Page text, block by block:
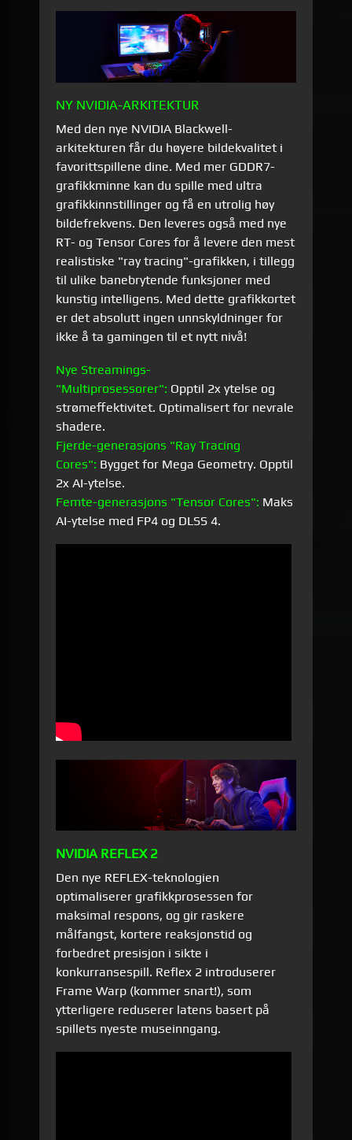
NY NVIDIA-ARKITEKTUR
Med den nye NVIDIA Blackwell-
arkitekturen får du høyere bildekvalitet i
favorittspillene dine. Med mer GDDR7-
grafikkminne kan du spille med ultra
grafikkinnstillinger og få en utrolig høy
bildefrekvens. Den leveres også med nye
RT- og Tensor Cores for å levere den mest
realistiske "ray tracing"-grafikken, i tillegg
til ulike banebrytende funksjoner med
kunstig intelligens. Med dette grafikkortet
er det absolutt ingen unnskyldninger for
ikke å ta gamingen til et nytt nivå!
Nye Streamings-
"Multiprosessorer": Opptil 2x ytelse og
strømeffektivitet. Optimalisert for nevrale
shadere.
Fjerde-generasjons "Ray Tracing
Cores": Bygget for Mega Geometry. Opptil
2x AI-ytelse.
Femte-generasjons "Tensor Cores": Maks
AI-ytelse med FP4 og DLSS 4.
NVIDIA REFLEX 2
Den nye REFLEX-teknologien
optimaliserer grafikkprosessen for
maksimal respons, og gir raskere
målfangst, kortere reaksjonstid og
forbedret presisjon i sikte i
konkurransespill. Reflex 2 introduserer
Frame Warp (kommer snart!), som
ytterligere reduserer latens basert på
spillets nyeste museinngang.